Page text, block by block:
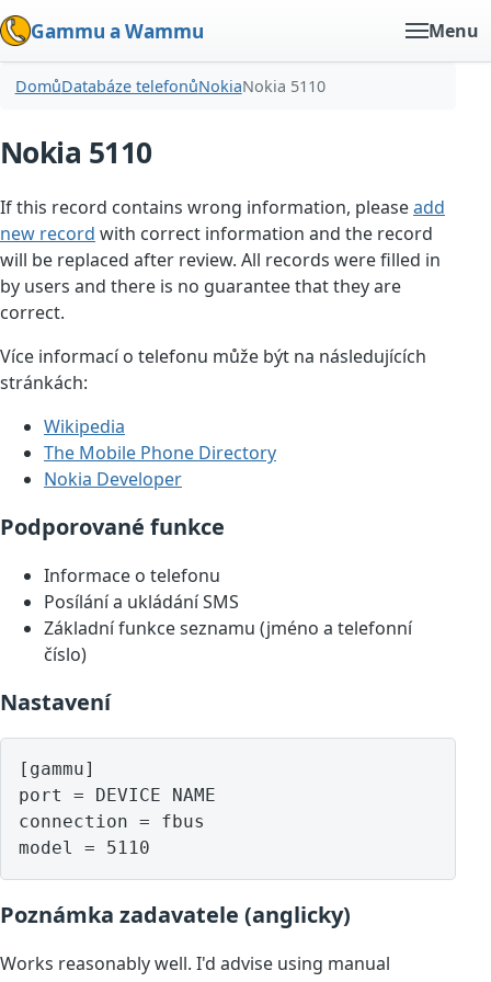
Gammu a Wammu Menu
DomůDatabáze telefonůNokiaNokia 5110
Nokia 5110
If this record contains wrong information, pleaseadd
new record with correct information and the record
will be replaced after review. All records were filled in
by users and there is no guarantee that they are
correct.
Více informací o telefonu může být na následujících
stránkách:
Wikipedia
The Mobile Phone Directory
Nokia Developer
Podporované funkce
Informace o telefonu
Posílání a ukládání SMS
Základní funkce seznamu (jméno a telefonní
číslo)
Nastavení
[gammu]
port = DEVICE NAME
connection = fbus
model = 5110
Poznámka zadavatele (anglicky)
Works reasonably well. I'd advise using manual